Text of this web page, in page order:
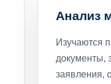
Анализ
Изучаются
документы,
заявления,